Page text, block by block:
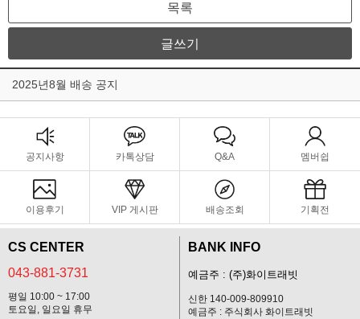
목록
글쓰기
2025년8월 배송 공지
공지사항 카톡상담 Q&A 멤버쉽
이용후기 VIP 게시판 배송조회 기획전
CS CENTER
043-881-3731
평일 10:00 ~ 17:00
토요일, 일요일 휴무
BANK INFO
예금주 : (주)화이트래빗
신한 140-009-809910
예금주 : 주식회사 화이트래빗